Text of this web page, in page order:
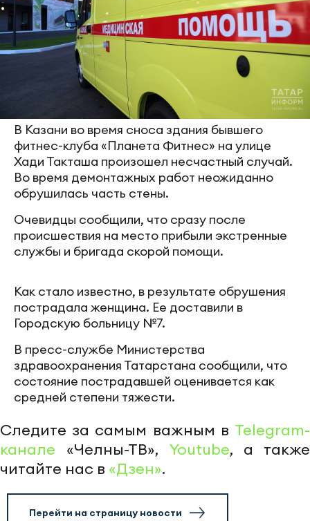
В Казани во время сноса здания бывшего
фитнес-клуба «Планета Фитнес» на улице
Хади Такташа произошел несчастный случай.
Во время демонтажных работ неожиданно
обрушилась часть стены.
Очевидцы сообщили, что сразу после
происшествия на место прибыли экстренные
службы и бригада скорой помощи.
Как стало известно, в результате обрушения
пострадала женщина. Ее доставили в
Городскую больницу №7.
В пресс-службе Министерства
здравоохранения Татарстана сообщили, что
состояние пострадавшей оценивается как
средней степени тяжести.
Следите за самым важным в Telegram-
канале «Челны-ТВ», Youtube, а также
читайте нас в «Дзен».
Перейти на страницу новости